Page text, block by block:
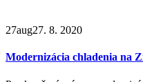
27aug27. 8. 2020
Modernizácia chladenia na